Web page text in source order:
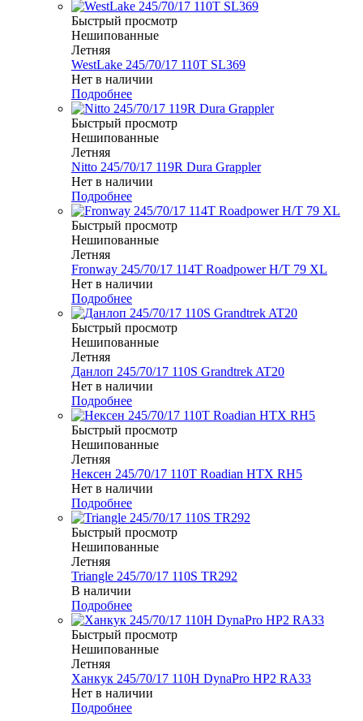
Быстрый просмотр
Нешипованные
Летняя
WestLake 245/70/17 110T SL369
Нет в наличии
Подробнее
Быстрый просмотр
Нешипованные
Летняя
Nitto 245/70/17 119R Dura Grappler
Нет в наличии
Подробнее
Быстрый просмотр
Нешипованные
Летняя
Fronway 245/70/17 114T Roadpower H/T 79 XL
Нет в наличии
Подробнее
Быстрый просмотр
Нешипованные
Летняя
Данлоп 245/70/17 110S Grandtrek AT20
Нет в наличии
Подробнее
Быстрый просмотр
Нешипованные
Летняя
Нексен 245/70/17 110T Roadian HTX RH5
Нет в наличии
Подробнее
Быстрый просмотр
Нешипованные
Летняя
Triangle 245/70/17 110S TR292
В наличии
Подробнее
Быстрый просмотр
Нешипованные
Летняя
Ханкук 245/70/17 110H DynaPro HP2 RA33
Нет в наличии
Подробнее